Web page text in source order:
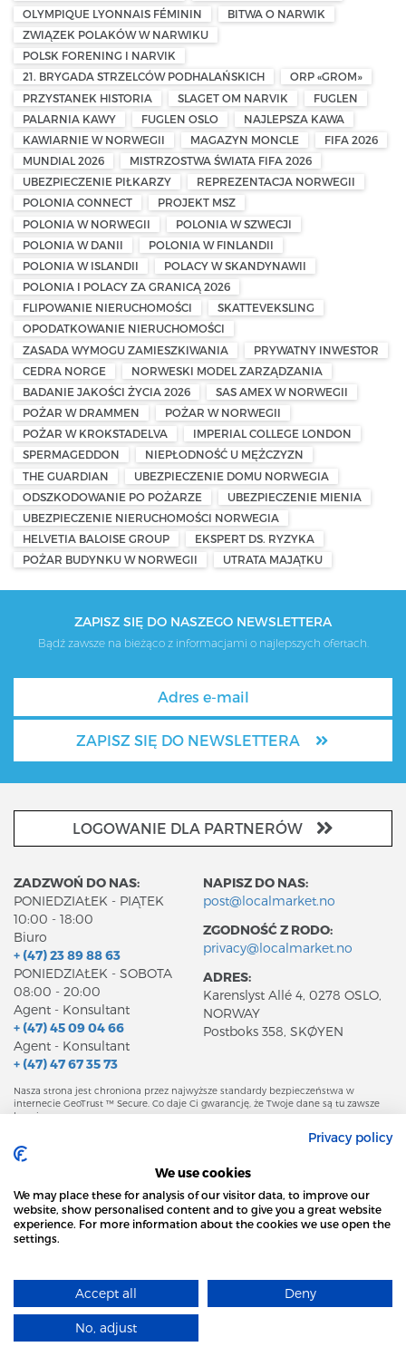
OLYMPIQUE LYONNAIS FÉMININ
BITWA O NARWIK
ZWIĄZEK POLAKÓW W NARWIKU
POLSK FORENING I NARVIK
21. BRYGADA STRZELCÓW PODHALAŃSKICH
ORP «GROM»
PRZYSTANEK HISTORIA
SLAGET OM NARVIK
FUGLEN
PALARNIA KAWY
FUGLEN OSLO
NAJLEPSZA KAWA
KAWIARNIE W NORWEGII
MAGAZYN MONCLE
FIFA 2026
MUNDIAL 2026
MISTRZOSTWA ŚWIATA FIFA 2026
UBEZPIECZENIE PIŁKARZY
REPREZENTACJA NORWEGII
POLONIA CONNECT
PROJEKT MSZ
POLONIA W NORWEGII
POLONIA W SZWECJI
POLONIA W DANII
POLONIA W FINLANDII
POLONIA W ISLANDII
POLACY W SKANDYNAWII
POLONIA I POLACY ZA GRANICĄ 2026
FLIPOWANIE NIERUCHOMOŚCI
SKATTEVEKSLING
OPODATKOWANIE NIERUCHOMOŚCI
ZASADA WYMOGU ZAMIESZKIWANIA
PRYWATNY INWESTOR
CEDRA NORGE
NORWESKI MODEL ZARZĄDZANIA
BADANIE JAKOŚCI ŻYCIA 2026
SAS AMEX W NORWEGII
POŻAR W DRAMMEN
POŻAR W NORWEGII
POŻAR W KROKSTADELVA
IMPERIAL COLLEGE LONDON
SPERMAGEDDON
NIEPŁODNOŚĆ U MĘŻCZYZN
THE GUARDIAN
UBEZPIECZENIE DOMU NORWEGIA
ODSZKODOWANIE PO POŻARZE
UBEZPIECZENIE MIENIA
UBEZPIECZENIE NIERUCHOMOŚCI NORWEGIA
HELVETIA BALOISE GROUP
EKSPERT DS. RYZYKA
POŻAR BUDYNKU W NORWEGII
UTRATA MAJĄTKU
ZAPISZ SIĘ DO NASZEGO NEWSLETTERA
Bądź zawsze na bieżąco z informacjami o najlepszych ofertach.
ZAPISZ SIĘ DO NEWSLETTERA
LOGOWANIE DLA PARTNERÓW
ZADZWOŃ DO NAS:
PONIEDZIAŁEK - PIĄTEK
10:00 - 18:00
Biuro
+ (47) 23 89 88 63
PONIEDZIAŁEK - SOBOTA
08:00 - 20:00
Agent - Konsultant
+ (47) 45 09 04 66
Agent - Konsultant
+ (47) 47 67 35 73
NAPISZ DO NAS:
post@localmarket.no
ZGODNOŚĆ Z RODO:
privacy@localmarket.no
ADRES:
Karenslyst Allé 4, 0278 OSLO,
NORWAY
Postboks 358, SKØYEN
Nasza strona jest chroniona przez najwyższe standardy bezpieczeństwa w
internecie GeoTrust ™ Secure. Co daje Ci gwarancję, że Twoje dane są tu zawsze
bezpieczne.
O SERWISIE
KONTAKT
WAŻNE PLIKI
© Copyright 2016-2026
STRONA LOCAL MARKET WYKORZYSTUJE PLIKI
DOWIEDZ SIĘ WIĘCEJ
Privacy policy
We use cookies
We may place these for analysis of our visitor data, to improve our
website, show personalised content and to give you a great website
experience. For more information about the cookies we use open the
settings.
Accept all Deny
No, adjust